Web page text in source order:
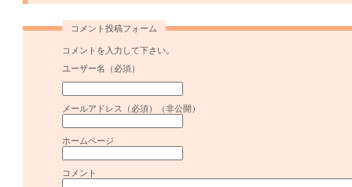
コメント投稿フォーム
コメントを入力して下さい。
ユーザー名（必須）
メールアドレス（必須）（非公開）
ホームページ
コメント